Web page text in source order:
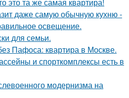
даже самую обычную кухню -
освещение.
для семьи.
Пафоса: квартира в Москве.
и спорткомплексы есть в
модернизма на